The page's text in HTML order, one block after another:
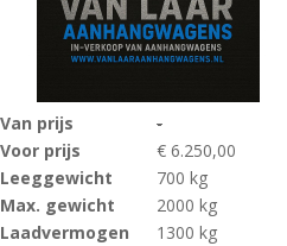
Van prijs
-
Voor prijs
€ 6.250,00
Leeggewicht
700 kg
Max. gewicht
2000 kg
Laadvermogen
1300 kg